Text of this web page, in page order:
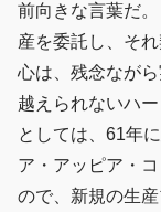
前向きな言葉だ
産を委託し、そ
心は、残念なが
越えられないハ
としては、61年
ア・アッピア・
ので、新規の生